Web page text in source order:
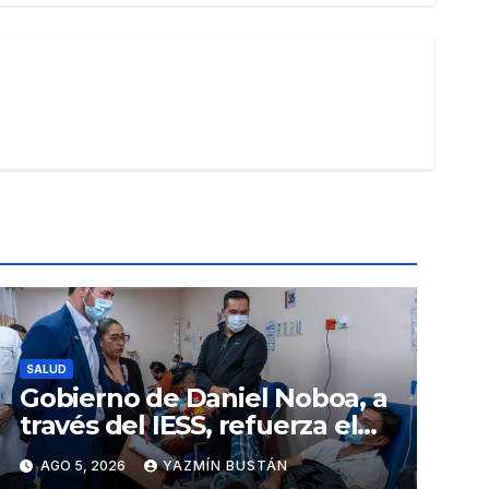
SALUD
Gobierno de Daniel Noboa, a
través del IESS, refuerza el
abastecimiento de insulina
en 86 establecimientos de
AGO 5, 2026 YAZMÍN BUSTÁN